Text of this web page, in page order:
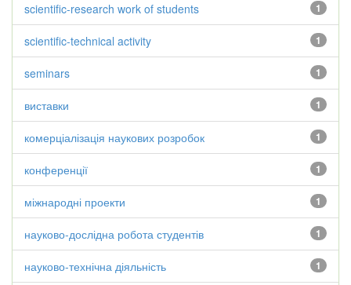
1
scientific-research work of students
1
scientific-technical activity
1
seminars
1
виставки
1
комерціалізація наукових розробок
1
конференції
1
міжнародні проекти
1
науково-дослідна робота студентів
1
науково-технічна діяльність